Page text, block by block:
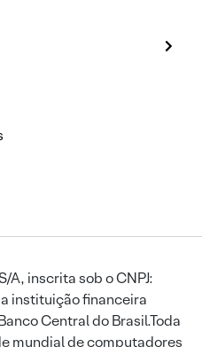
A, inscrita sob o CNPJ:
instituição financeira
Central do Brasil.Toda
mundial de computadores